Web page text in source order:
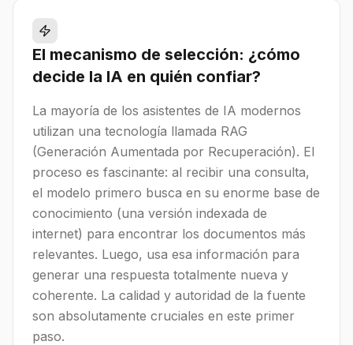
El mecanismo de selección: ¿cómo
decide la IA en quién confiar?
La mayoría de los asistentes de IA modernos
utilizan una tecnología llamada RAG
(Generación Aumentada por Recuperación). El
proceso es fascinante: al recibir una consulta,
el modelo primero busca en su enorme base de
conocimiento (una versión indexada de
internet) para encontrar los documentos más
relevantes. Luego, usa esa información para
generar una respuesta totalmente nueva y
coherente. La calidad y autoridad de la fuente
son absolutamente cruciales en este primer
paso.